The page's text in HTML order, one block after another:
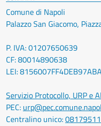
Comune di Napoli
Palazzo San Giacomo,
P. IVA: 01207650639
CF: 80014890638
LEI:
Servizio Protocollo, URP e
PEC:
Centralino unico: